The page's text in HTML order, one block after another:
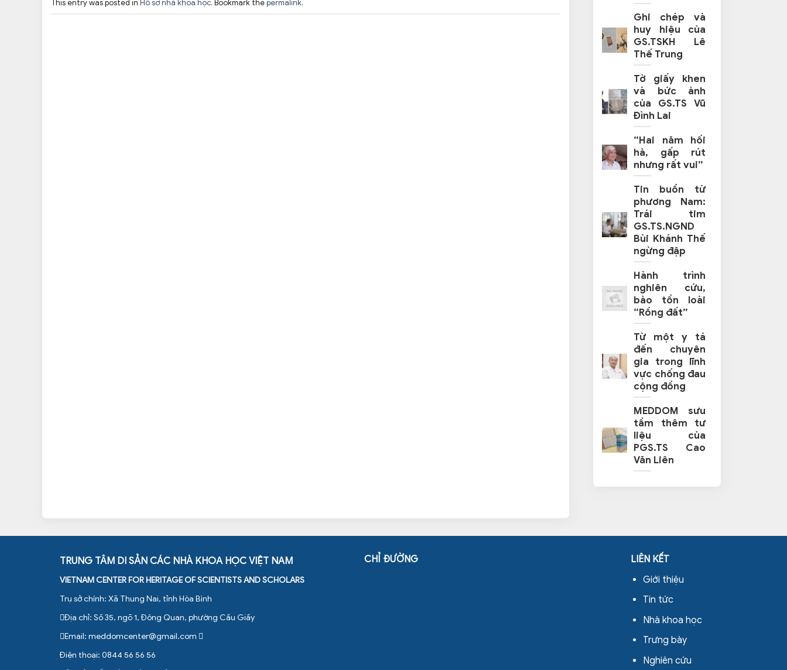
This entry was posted in Hồ sơ nhà khoa học. Bookmark thepermalink.
Ghi chép và
huy hiệu của
GS.TSKH Lê
Thế Trung
Tờ giấy khen
và bức ảnh
của GS.TS Vũ
Đình Lai
“Hai năm hối
hả, gấp rút
nhưng rất vui”
Tin buồn từ
phương Nam:
Trái tim
GS.TS.NGND
Bùi Khánh Thế
ngừng đập
Hành trình
nghiên cứu,
bảo tồn loài
“Rồng đất”
Từ một y tá
đến chuyên
gia trong lĩnh
vực chống đau
cộng đồng
MEDDOM sưu
tầm thêm tư
liệu của
PGS.TS Cao
Văn Liên
TRUNG TÂM DI SẢN CÁC NHÀ KHOA HỌC VIỆT NAM
VIETNAM CENTER FOR HERITAGE OF SCIENTISTS AND SCHOLARS
Trụ sở chính: Xã Thung Nai, tỉnh Hòa Bình
Địa chỉ: Số 35, ngõ 1, Đông Quan, phường Cầu Giấy
Email: meddomcenter@gmail.com
Điện thoại: 0844 56 56 56
CHỈ ĐƯỜNG
LIÊN KẾT
Giới thiệu
Tin tức
Nhà khoa học
Trưng bày
Nghiên cứu